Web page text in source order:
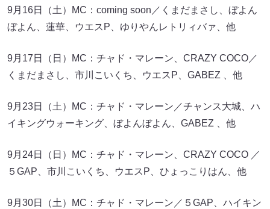
9月16日（土）MC：coming soon／くまだまさし、ぼよん
ぼよん、蓮華、ウエスP、ゆりやんレトリィバァ、他
9月17日（日）MC：チャド・マレーン、CRAZY COCO／
くまだまさし、市川こいくち、ウエスP、GABEZ 、他
9月23日（土）MC：チャド・マレーン／チャンス大城、ハ
イキングウォーキング、ぼよんぼよん、GABEZ 、他
9月24日（日）MC：チャド・マレーン、CRAZY COCO ／
５GAP、市川こいくち、ウエスP、ひょっこりはん、他
9月30日（土）MC：チャド・マレーン／５GAP、ハイキン